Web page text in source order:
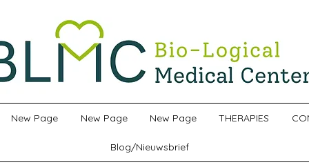
New Page New Page New Page THERAPIES
Blog/Nieuwsbrief